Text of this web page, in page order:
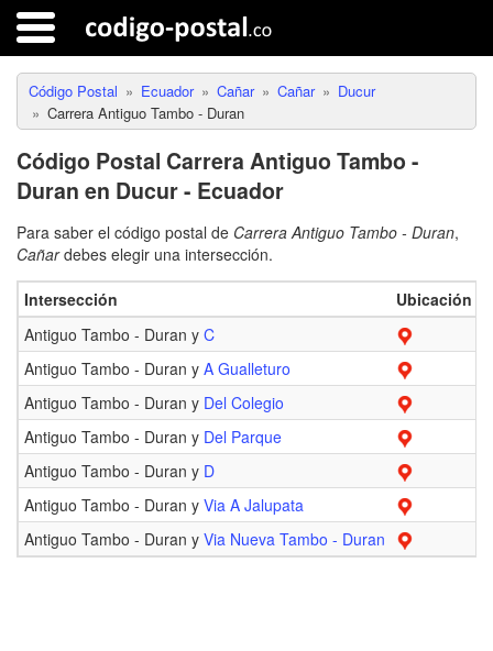
Código Postal Ecuador Cañar Cañar
Ducur
Carrera Antiguo Tambo - Duran
Código Postal Carrera Antiguo Tambo -
Duran en Ducur - Ecuador
Para saber el código postal de Carrera Antiguo Tambo - Duran,
Cañardebes elegir una intersección.
Intersección Ubicación
Antiguo Tambo - Duran y C
Antiguo Tambo - Duran y A Gualleturo
Antiguo Tambo - Duran y Del Colegio
Antiguo Tambo - Duran y Del Parque
Antiguo Tambo - Duran y D
Antiguo Tambo - Duran y Via A Jalupata
Antiguo Tambo - Duran y Via Nueva Tambo - Duran